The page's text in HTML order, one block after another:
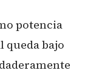
potencia
bajo